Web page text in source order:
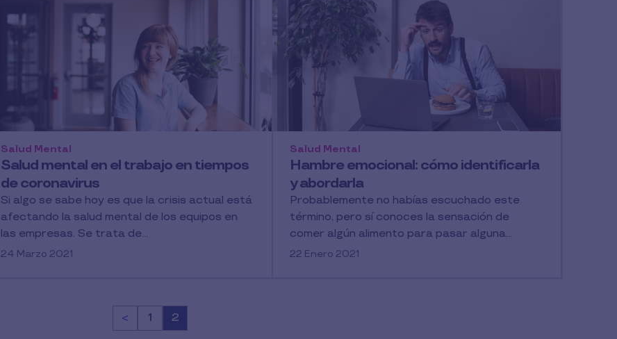
Salud mental en el trabajo en tiempos
de coronavirus
Salud Mental
Si algo se sabe hoy es que la crisis actual está
afectando la salud mental de los equipos en
las empresas. Se trata de...
24 Marzo 2021
Hambre emocional: cómo identificarla
y abordarla
Salud Mental
Probablemente no habías escuchado este
término, pero sí conoces la sensación de
comer algún alimento para pasar alguna...
22 Enero 2021
< Página
1 Página
2